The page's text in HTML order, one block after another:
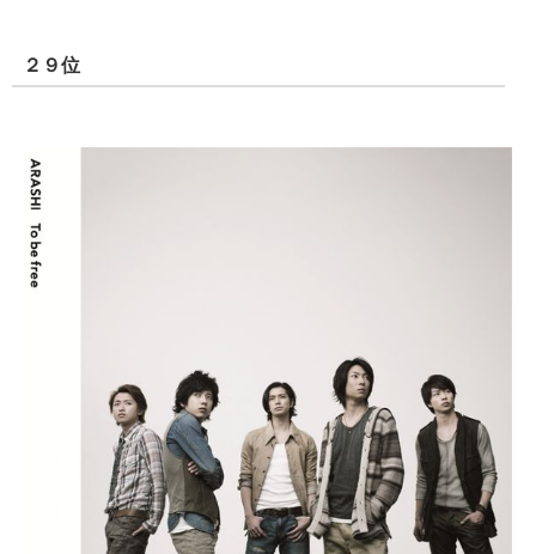
２９位